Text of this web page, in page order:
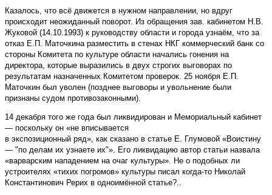
Казалось, что всё движется в нужном направлении, но вдруг
происходит неожиданный поворот. Из обращения зав. кабинетом Н.В.
Жуковой (14.10.1993) к руководству области и города узнаём, что за
отказ Е.П. Маточкина разместить в стенах НКГ коммерческий банк со
стороны Комитета по культуре области начались гонения на
директора, которые выразились в двух строгих выговорах по
результатам назначенных Комитетом проверок. 25 ноября Е.П.
Маточкин был уволен (позднее выговоры и увольнение были
признаны судом противозаконными).
14 декабря того же года был ликвидирован и Мемориальный кабинет
— поскольку он «не вписывается
в экспозиционный ряд», как сказано в статье Е. Глумовой «Воистину
— "по делам их узнаете их"». Его ликвидацию автор статьи назвала
«варварским нападением на очаг культуры». Не о подобных ли
устроителях «тихих погромов» культуры писал когда-то Николай
Константинович Рерих в одноимённой статье?..